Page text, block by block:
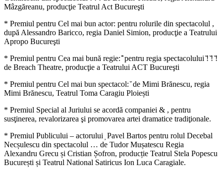
Mâzgăreanu, producţie Teatrul Act Bucureşti
* Premiul pentru Cel mai bun actor: pentru rolurile din spectacolul ,
după Alessandro Baricco, regia Daniel Simion, producţie a Teatrului
Apropo Bucureşti
* Premiul pentru Cea mai bună regie: ̂̆ pentru regia spectacolului ̆! ̆! ̆!
de Breach Theatre, producţie a Teatrului ACT Bucureşti
* Premiul pentru Cel mai bun spectacol: ̆ de Mimi Brănescu, regia
Mimi Brănescu, Teatrul Toma Caragiu Ploiești
* Premiul Special al Juriului se acordă companiei & , pentru
susţinerea, revalorizarea şi promovarea artei dramatice tradiţionale.
* Premiul Publicului – actorului ̦ Pavel Bartos pentru rolul Decebal
Necșulescu din spectacolul … de Tudor Mușatescu Regia
Alexandru Grecu și Cristian Șofron, producție Teatrul Stela Popescu
București și Teatrul National Satiricus Ion Luca Caragiale.